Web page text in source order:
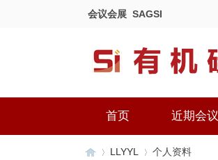
会议会展 SAGSI
首页 近期会议
LLYYL 个人资料